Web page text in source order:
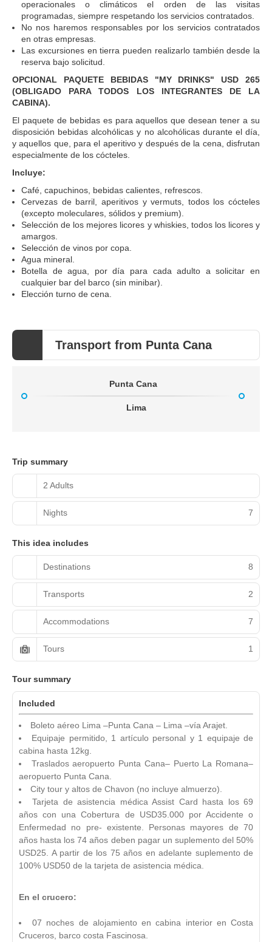
operacionales o climáticos el orden de las visitas
programadas, siempre respetando los servicios contratados.
No nos haremos responsables por los servicios contratados
en otras empresas.
Las excursiones en tierra pueden realizarlo también desde la
reserva bajo solicitud.
OPCIONAL PAQUETE BEBIDAS "MY DRINKS" USD 265
(OBLIGADO PARA TODOS LOS INTEGRANTES DE LA
CABINA).
El paquete de bebidas es para aquellos que desean tener a su
disposición bebidas alcohólicas y no alcohólicas durante el día,
y aquellos que, para el aperitivo y después de la cena, disfrutan
especialmente de los cócteles.
Incluye:
Café, capuchinos, bebidas calientes, refrescos.
Cervezas de barril, aperitivos y vermuts, todos los cócteles
(excepto moleculares, sólidos y premium).
Selección de los mejores licores y whiskies, todos los licores y
amargos.
Selección de vinos por copa.
Agua mineral.
Botella de agua, por día para cada adulto a solicitar en
cualquier bar del barco (sin minibar).
Elección turno de cena.
Transport from Punta Cana
Punta Cana
Lima
Trip summary
2 Adults
Nights 7
This idea includes
Destinations 8
Transports 2
Accommodations 7
Tours 1
Tour summary
Included
Boleto aéreo Lima –Punta Cana – Lima –vía Arajet.
Equipaje permitido, 1 artículo personal y 1 equipaje de
cabina hasta 12kg.
Traslados aeropuerto Punta Cana– Puerto La Romana–
aeropuerto Punta Cana.
City tour y altos de Chavon (no incluye almuerzo).
Tarjeta de asistencia médica Assist Card hasta los 69
años con una Cobertura de USD35.000 por Accidente o
Enfermedad no pre- existente. Personas mayores de 70
años hasta los 74 años deben pagar un suplemento del 50%
USD25. A partir de los 75 años en adelante suplemento de
100% USD50 de la tarjeta de asistencia médica.
En el crucero:
07 noches de alojamiento en cabina interior en Costa
Cruceros, barco costa Fascinosa.